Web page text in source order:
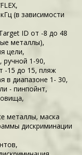
(в зависимости
ID от -8 до 48
металлы),
цели,
ручной 1-90,
-15 до 15, пляж
в диапазоне 1- 30,
- пинпойнт,
металлы, маска
дискриминации